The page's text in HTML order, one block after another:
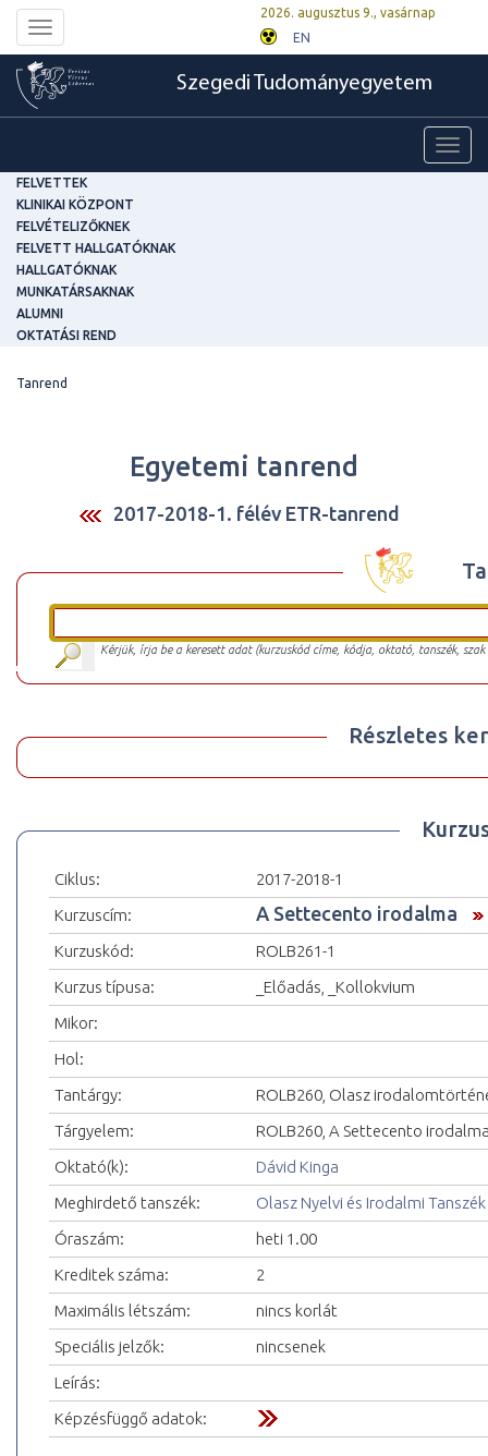
Toggle
navigation
2026. augusztus 9., vasárnap
EN
Szegedi Tudományegyetem
FELVETTEK
KLINIKAI KÖZPONT
FELVÉTELIZŐKNEK
FELVETT HALLGATÓKNAK
HALLGATÓKNAK
MUNKATÁRSAKNAK
ALUMNI
OKTATÁSI REND
Tanrend
Egyetemi tanrend
2017-2018-1. félév ETR-tanrend
Kérjük, írja be a keresett adat (kurzuskód címe, kódja, oktató, tanszék,
Részletes
Ciklus:
2017-2018-1
Kurzuscím:
A Settecento irodalma
Kurzuskód:
ROLB261-1
Kurzus típusa:
_Előadás, _Kollokvium
Mikor:
Hol:
Tantárgy:
ROLB260, Olasz
Tárgyelem:
ROLB260, A Settecento
Oktató(k):
Dávid Kinga
Meghirdető tanszék:
Olasz Nyelvi és Irodalmi Tanszék
Óraszám:
heti 1.00
Kreditek száma:
2
Maximális létszám:
nincs korlát
Speciális jelzők:
nincsenek
Leírás:
Képzésfüggő adatok: